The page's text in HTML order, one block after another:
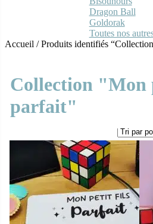
Dragon Ball
Goldorak
Toutes nos
Accueil /Produits identifiés
Collection "Mon
parfait"